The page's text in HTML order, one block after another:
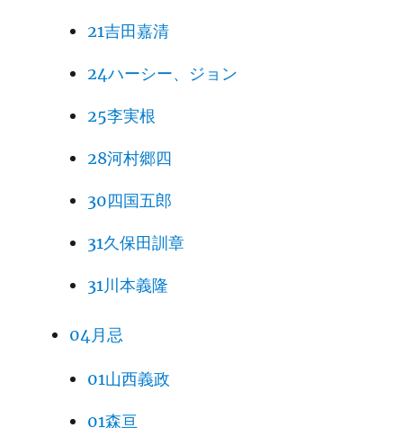
21吉田嘉清
24ハーシー、ジョン
25李実根
28河村郷四
30四国五郎
31久保田訓章
31川本義隆
04月忌
01山西義政
01森亘